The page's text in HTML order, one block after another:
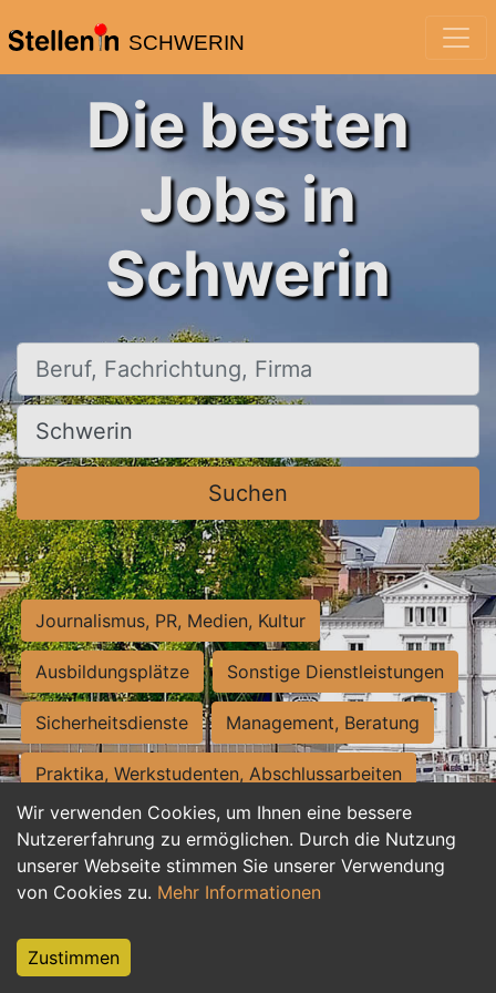
SCHWERIN
Wir verwenden Cookies, um Ihnen eine bessere
Nutzererfahrung zu ermöglichen. Durch die Nutzung
unserer Webseite stimmen Sie unserer Verwendung
von Cookies zu. Mehr Informationen
Zustimmen
Die besten
Jobs in
Schwerin
Beruf, Fachrichtung, Firma
Ort, Stadt
Suchen
Journalismus, PR, Medien, Kultur
Ausbildungsplätze Sonstige Dienstleistungen
Sicherheitsdienste Management, Beratung
Praktika, Werkstudenten, Abschlussarbeiten
Personalwesen Assistenz, Sekretariat
Hilfskräfte, Aushilfs- und Nebenjobs
Weiterbildung, Studium, duale Ausbildung